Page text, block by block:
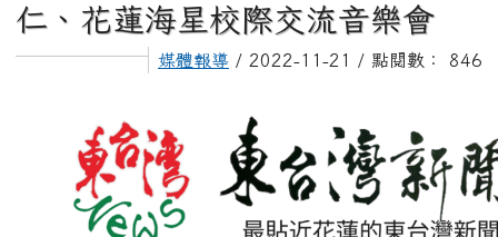
仁、花蓮海星校際交流音樂會
媒體報導 / 2022-11-21 / 點閱數： 846